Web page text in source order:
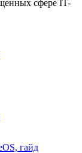
сфере IT-
гайд